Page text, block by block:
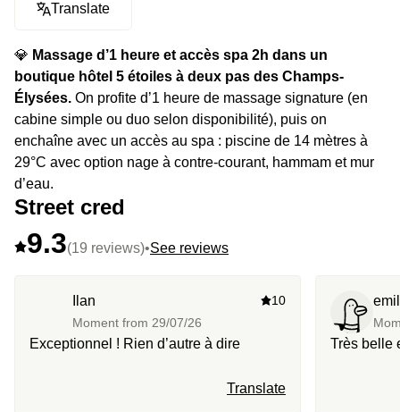
Translate
💎 Massage d’1 heure et accès spa 2h dans un
boutique hôtel 5 étoiles à deux pas des Champs-
Élysées. On profite d’1 heure de massage signature (en
cabine simple ou duo selon disponibilité), puis on
enchaîne avec un accès au spa : piscine de 14 mètres à
29°C avec option nage à contre-courant, hammam et mur
d’eau.
Street cred
9.3(19 reviews)•See reviews
Ilan
Moment from 29/07/26
10
Exceptionnel ! Rien d’autre à dire
Translate
Très belle